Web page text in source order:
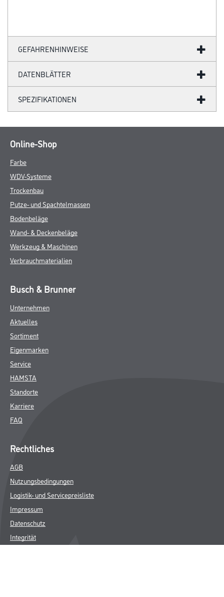
GEFAHRENHINWEISE
DATENBLÄTTER
SPEZIFIKATIONEN
Online-Shop
Farbe
WDV-Systeme
Trockenbau
Putze- und Spachtelmassen
Bodenbeläge
Wand- & Deckenbeläge
Werkzeug & Maschinen
Verbrauchmaterialien
Busch & Brunner
Unternehmen
Aktuelles
Sortiment
Eigenmarken
Service
HAMSTA
Standorte
Karriere
FAQ
Rechtliches
AGB
Nutzungsbedingungen
Logistik- und Servicepreisliste
Impressum
Datenschutz
Integrität